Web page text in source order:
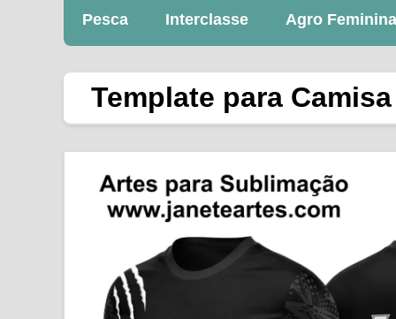
Pesca Interclasse Agro Feminina
Template para